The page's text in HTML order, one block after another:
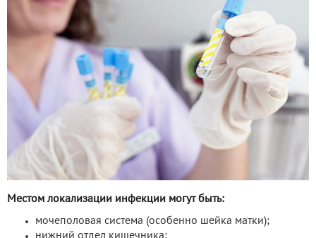
Местом локализации инфекции могут быть:
мочеполовая система (особенно шейка матки);
нижний отдел кишечника;